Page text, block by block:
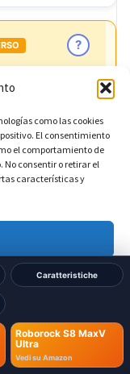
como las cookies
El consentimiento
el comportamiento de
No consentir o retirar el
características y
Aviso Legal
Caratteristiche
Roborock S8 MaxV
Ultra
Vedi su Amazon
?